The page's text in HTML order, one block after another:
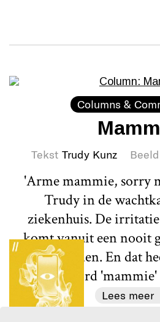
Columns &
Tekst Trudy Kunz Beeld
'Arme mammie, sorry
Trudy in de
ziekenhuis. De
komt vanuit een nooit
het verleden. En dat
woord 'mammie'
Lees meer